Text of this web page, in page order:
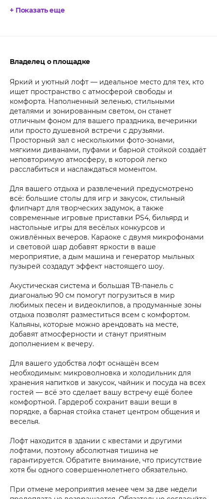
+ Показать еще
Владелец о площадке
Яркий и уютный лофт — идеальное место для тех, кто
ищет пространство с атмосферой свободы и
комфорта. Наполненный зеленью, стильными
деталями и зонированным светом, он станет
отличным фоном для вашего праздника, вечеринки
или просто душевной встречи с друзьями.
Просторный зал с несколькими фото-зонами,
мягкими диванами, пуфами и барной стойкой создаёт
неповторимую атмосферу, в которой легко
расслабиться и наслаждаться моментом.
Для вашего отдыха и развлечений предусмотрено
всё: большие столы для игр и закусок, стильный
флипчарт для творческих задумок, а также
современные игровые приставки PS4, бильярд и
настольные игры для весёлых конкурсов и
оживлённых вечеров. Караоке с двумя микрофонами
и световой шар добавят яркости в ваше
мероприятие, а дым машина и генератор мыльных
пузырей создадут эффект настоящего шоу.
Акустическая система и большая ТВ-панель с
диагональю 90 см помогут погрузиться в мир
любимых песен и видеоклипов, а продуманные зоны
отдыха позволят разместиться всем с комфортом.
Кальяны, которые можно арендовать на месте,
добавят атмосферности и станут приятным
дополнением к вечеру.
Для вашего удобства лофт оснащён всем
необходимым: микроволновка и холодильник для
хранения напитков и закусок, чайник и посуда на всех
гостей — всё это сделает вашу встречу ещё более
комфортной. Гардероб сохранит ваши вещи в
порядке, а барная стойка станет центром общения и
веселья.
Лофт находится в здании с квестами и другими
лофтами, поэтому абсолютная тишина не
гарантируется. Обратите внимание, что присутствие
хотя бы одного совершеннолетнего обязательно.
При отмене мероприятия менее чем за две недели